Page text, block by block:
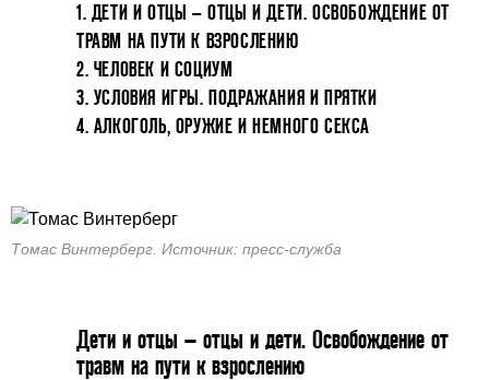
1. ДЕТИ И ОТЦЫ – ОТЦЫ И ДЕТИ. ОСВОБОЖДЕНИЕ ОТ
ТРАВМ НА ПУТИ К ВЗРОСЛЕНИЮ
2. ЧЕЛОВЕК И СОЦИУМ
3. УСЛОВИЯ ИГРЫ. ПОДРАЖАНИЯ И ПРЯТКИ
4. АЛКОГОЛЬ, ОРУЖИЕ И НЕМНОГО СЕКСА
Томас Винтерберг. Источник: пресс-служба
Дети и отцы – отцы и дети. Освобождение от
травм на пути к взрослению